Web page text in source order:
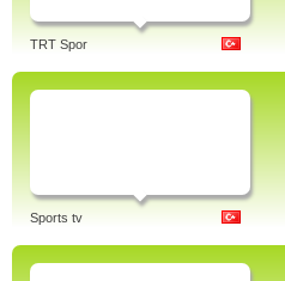
TRT Spor
Sports tv